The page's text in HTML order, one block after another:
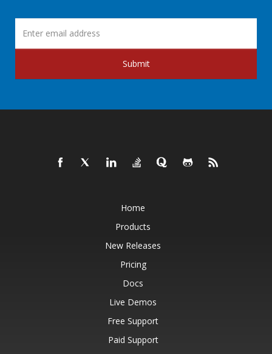
Submit
Home
Products
New Releases
Pricing
Docs
Live Demos
Free Support
Paid Support